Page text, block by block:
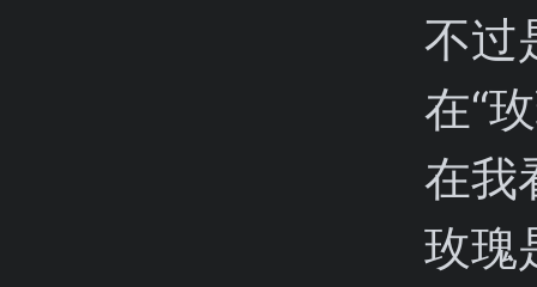
不过
在“
在我
玫瑰